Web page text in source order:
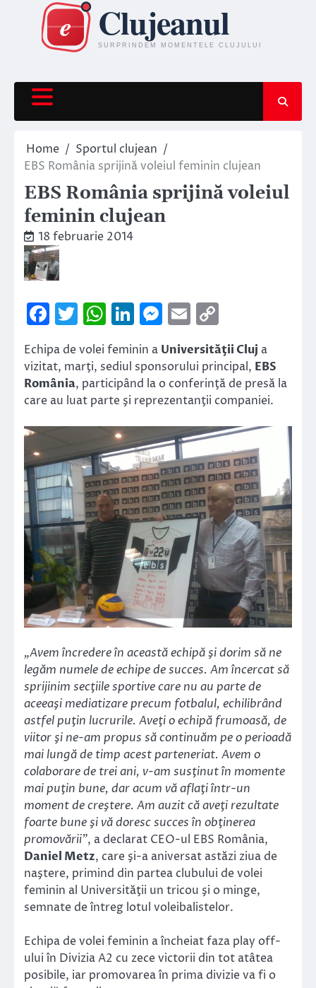
content
Home
Sportul clujean
EBS România sprijină voleiul feminin clujean
EBS România sprijină voleiul
feminin clujean
18 februarie 2014
Facebook
Twitter
WhatsApp
LinkedIn
Messenger
Email
Link
Echipa de volei feminin a Universităţii Cluj a
vizitat, marţi, sediul sponsorului principal, EBS
România, participând la o conferinţă de presă la
care au luat parte şi reprezentanţii companiei.
„Avem încredere în această echipă şi dorim să ne
legăm numele de echipe de succes. Am încercat să
sprijinim secţiile sportive care nu au parte de
aceeaşi mediatizare precum fotbalul, echilibrând
astfel puţin lucrurile. Aveţi o echipă frumoasă, de
viitor şi ne-am propus să continuăm pe o perioadă
mai lungă de timp acest parteneriat. Avem o
colaborare de trei ani, v-am susţinut în momente
mai puţin bune, dar acum vă aflaţi într-un
moment de creştere. Am auzit că aveţi rezultate
foarte bune şi vă doresc succes în obţinerea
promovării”, a declarat CEO-ul EBS România,
Daniel Metz, care şi-a aniversat astăzi ziua de
naştere, primind din partea clubului de volei
feminin al Universităţii un tricou şi o minge,
semnate de întreg lotul voleibalistelor.
Echipa de volei feminin a încheiat faza play off-
ului în Divizia A2 cu zece victorii din tot atâtea
posibile, iar promovarea în prima divizie va fi o